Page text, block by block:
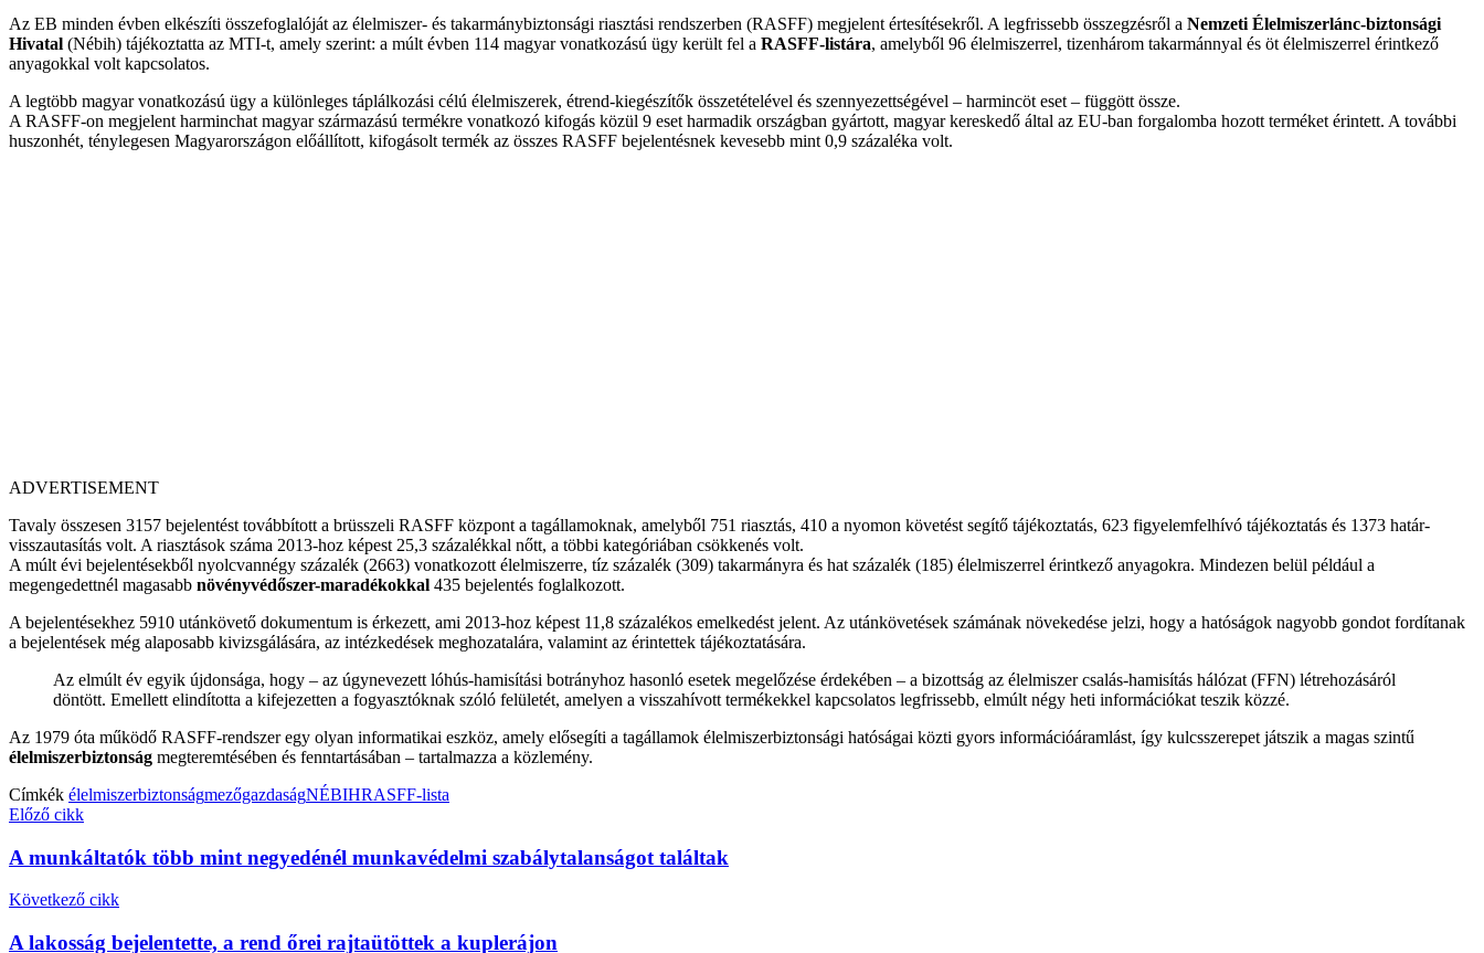
Az EB minden évben elkészíti összefoglalóját az élelmiszer- és takarmánybiztonsági riasztási rendszerben (RASFF) megjelent értesítésekről. A legfrissebb összegzésről a Nemzeti Élelmiszerlánc-biztonsági
Hivatal (Nébih) tájékoztatta az MTI-t, amely szerint: a múlt évben 114 magyar vonatkozású ügy került fel a RASFF-listára, amelyből 96 élelmiszerrel, tizenhárom takarmánnyal és öt élelmiszerrel érintkező
anyagokkal volt kapcsolatos.
A legtöbb magyar vonatkozású ügy a különleges táplálkozási célú élelmiszerek, étrend-kiegészítők összetételével és szennyezettségével – harmincöt eset – függött össze.
A RASFF-on megjelent harminchat magyar származású termékre vonatkozó kifogás közül 9 eset harmadik országban gyártott, magyar kereskedő által az EU-ban forgalomba hozott terméket érintett. A további
huszonhét, ténylegesen Magyarországon előállított, kifogásolt termék az összes RASFF bejelentésnek kevesebb mint 0,9 százaléka volt.
ADVERTISEMENT
Tavaly összesen 3157 bejelentést továbbított a brüsszeli RASFF központ a tagállamoknak, amelyből 751 riasztás, 410 a nyomon követést segítő tájékoztatás, 623 figyelemfelhívó tájékoztatás és 1373 határ-
visszautasítás volt. A riasztások száma 2013-hoz képest 25,3 százalékkal nőtt, a többi kategóriában csökkenés volt.
A múlt évi bejelentésekből nyolcvannégy százalék (2663) vonatkozott élelmiszerre, tíz százalék (309) takarmányra és hat százalék (185) élelmiszerrel érintkező anyagokra. Mindezen belül például a
megengedettnél magasabb növényvédőszer-maradékokkal 435 bejelentés foglalkozott.
A bejelentésekhez 5910 utánkövető dokumentum is érkezett, ami 2013-hoz képest 11,8 százalékos emelkedést jelent. Az utánkövetések számának növekedése jelzi, hogy a hatóságok nagyobb gondot fordítanak
a bejelentések még alaposabb kivizsgálására, az intézkedések meghozatalára, valamint az érintettek tájékoztatására.
Az elmúlt év egyik újdonsága, hogy – az úgynevezett lóhús-hamisítási botrányhoz hasonló esetek megelőzése érdekében – a bizottság az élelmiszer csalás-hamisítás hálózat (FFN) létrehozásáról
döntött. Emellett elindította a kifejezetten a fogyasztóknak szóló felületét, amelyen a visszahívott termékekkel kapcsolatos legfrissebb, elmúlt négy heti információkat teszik közzé.
Az 1979 óta működő RASFF-rendszer egy olyan informatikai eszköz, amely elősegíti a tagállamok élelmiszerbiztonsági hatóságai közti gyors információáramlást, így kulcsszerepet játszik a magas szintű
élelmiszerbiztonság megteremtésében és fenntartásában – tartalmazza a közlemény.
Címkék élelmiszerbiztonságmezőgazdaságNÉBIHRASFF-lista
Előző cikk
A munkáltatók több mint negyedénél munkavédelmi szabálytalanságot találtak
Következő cikk
A lakosság bejelentette, a rend őrei rajtaütöttek a kuplerájon